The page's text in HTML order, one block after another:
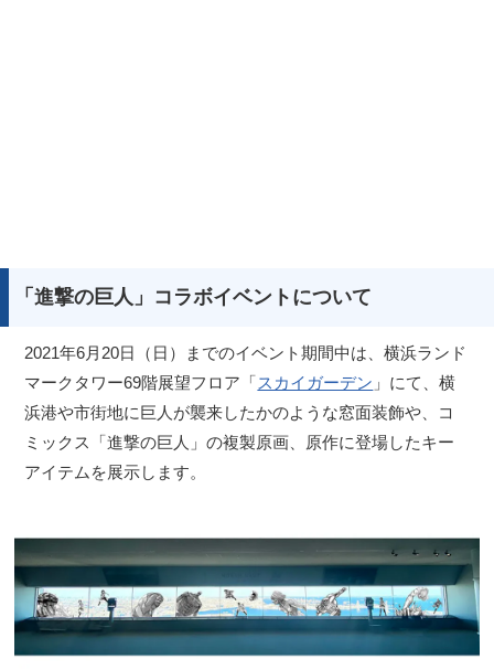
「進撃の巨人」コラボイベントについて
2021年6月20日（日）までのイベント期間中は、横浜ランド
マークタワー69階展望フロア「スカイガーデン 」にて、横
浜港や市街地に巨人が襲来したかのような窓面装飾や、コ
ミックス「進撃の巨人」の複製原画、原作に登場したキー
アイテムを展示します。